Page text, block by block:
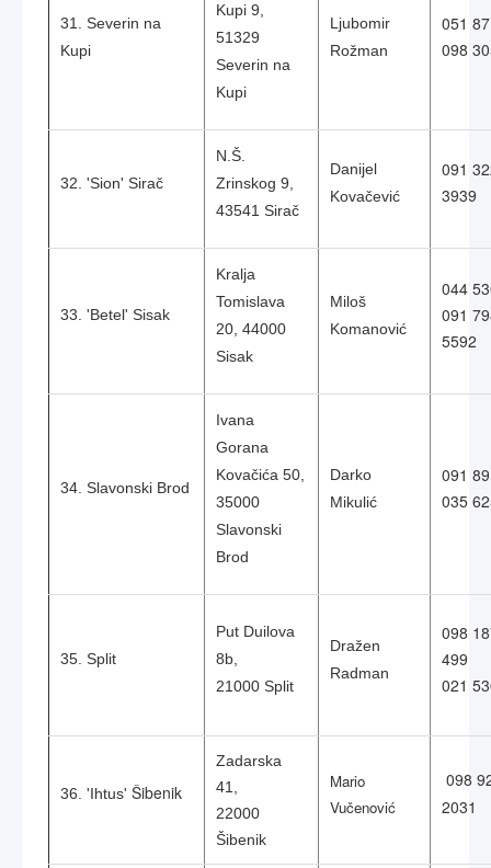
31. Severin na
Kupi
Kupi 9,
51329
Severin na
Kupi
Ljubomir
Rožman
051
098
32. 'Sion' Sirač
N.Š.
Zrinskog 9,
43541 Sirač
Danijel
Kovačević
091
3939
33. 'Betel' Sisak
Kralja
Tomislava
20, 44000
Sisak
Miloš
Komanović
044
091
5592
34. Slavonski Brod
Ivana
Gorana
Kovačića 50,
35000
Slavonski
Brod
Darko
Mikulić
091
035
35. Split
Put Duilova
8b,
21000 Split
Dražen
Radman
098
499
021
36. 'Ihtus' Šibenik
Zadarska
41,
22000
Šibenik
Mario
Vučenović
098
2031